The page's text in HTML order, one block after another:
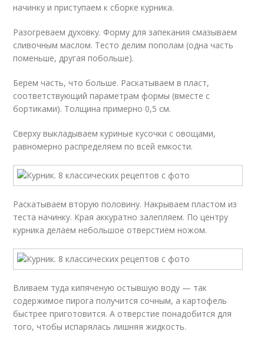
начинку и приступаем к сборке курника.
Разогреваем духовку. Форму для запекания смазываем
сливочным маслом. Тесто делим пополам (одна часть
поменьше, другая побольше).
Берем часть, что больше. Раскатываем в пласт,
соответствующий параметрам формы (вместе с
бортиками). Толщина примерно 0,5 см.
Сверху выкладываем куриные кусочки с овощами,
равномерно распределяем по всей емкости.
Раскатываем вторую половину. Накрываем пластом из
теста начинку. Края аккуратно залепляем. По центру
курника делаем небольшое отверстием ножом.
Вливаем туда кипяченую остывшую воду — так
содержимое пирога получится сочным, а картофель
быстрее приготовится. А отверстие понадобится для
того, чтобы испарялась лишняя жидкость.